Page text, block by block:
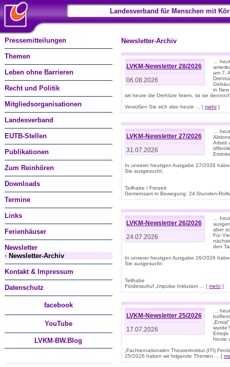
Landesverband für Menschen mit
Pressemitteilungen
Themen
Leben ohne Barrieren
Recht und Politik
Mitgliedsorganisationen
Landesverband
EUTB-Stellen
Publikationen
Zum Reinhören
Downloads
Termine
Links
Ferienhäuser
Newsletter
· Newsletter-Archiv
Kontakt & Impressum
Datenschutz
facebook
YouTube
LVKM-BW.Blog
Newsletter-Archiv
LVKM-Newsletter 28/2026
06.08.2026
…
am 7.
in
wir heute die Drehtüre feiern, ist sie
Versüßen Sie sich also heute ... [ mehr]
LVKM-Newsletter 27/2026
31.07.2026
…
Arbeit
In unserer heutigen Ausgabe 27/2026
Sie ausgesucht:
Teilhabe / Freizeit
Gemeinsam in Bewegung: 24-Stunden-
LVKM-Newsletter 26/2026
24.07.2026
…
aber
Für
den
In unserer heutigen Ausgabe 26/2026
Sie ausgesucht:
Teilhabe
Förderaufruf „Impulse Inklusion ... [ mehr]
LVKM-Newsletter 25/2026
17.07.2026
…
Emojis
heute
„Fachternationalen Theaterinstitut (ITI)
25/2026 haben wir folgende Themen ... [